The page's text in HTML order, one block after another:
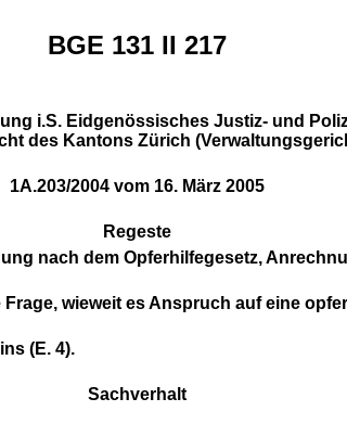
BGE 131 II 217
i.S. Eidgenössisches Justiz- und
des Kantons Zürich
1A.203/2004 vom 16. März 2005
Regeste
nach dem Opferhilfegesetz,
wieweit es Anspruch auf eine
(E. 4).
Sachverhalt